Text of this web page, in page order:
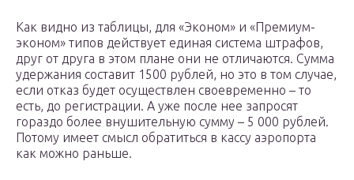
Как видно из таблицы, для «Эконом» и «Премиум-
эконом» типов действует единая система штрафов,
друг от друга в этом плане они не отличаются. Сумма
удержания составит 1500 рублей, но это в том случае,
если отказ будет осуществлен своевременно – то
есть, до регистрации. А уже после нее запросят
гораздо более внушительную сумму – 5 000 рублей.
Потому имеет смысл обратиться в кассу аэропорта
как можно раньше.